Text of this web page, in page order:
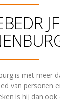
is met meer
van personen
is hij dan ook